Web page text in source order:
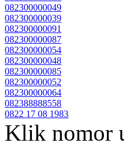
082300000049
082300000039
082300000091
082300000087
082300000054
082300000048
082300000085
082300000052
082300000064
082388888558
0822 17 08 1983
Klik nomor